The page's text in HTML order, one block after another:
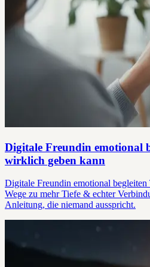
Digitale Freundin emotional
wirklich geben kann
Digitale Freundin emotional
Wege zu mehr Tiefe & echter
Anleitung, die niemand ausspricht.